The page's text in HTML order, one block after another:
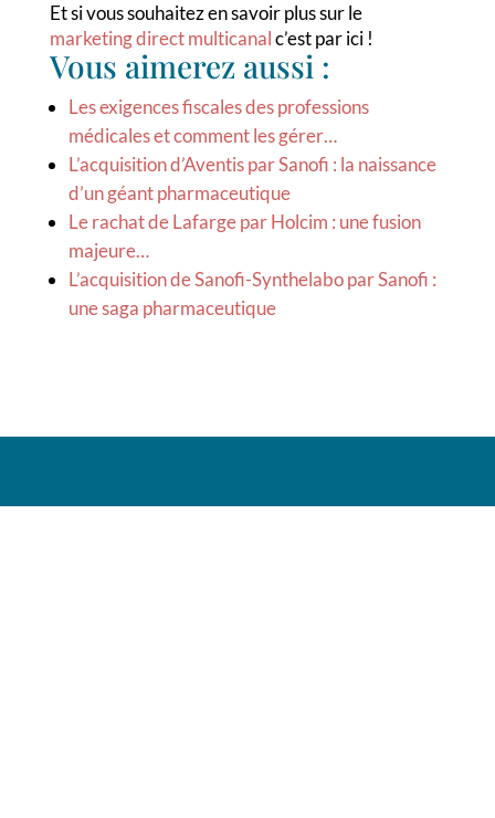
Et si vous souhaitez en savoir plus sur le
marketing direct multicanalc’est par ici !
Vous aimerez aussi :
Les exigences fiscales des professions
médicales et comment les gérer…
L’acquisition d’Aventis par Sanofi : la naissance
d’un géant pharmaceutique
Le rachat de Lafarge par Holcim : une fusion
majeure…
L’acquisition de Sanofi-Synthelabo par Sanofi :
une saga pharmaceutique